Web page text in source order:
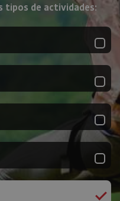
tipos de actividades: